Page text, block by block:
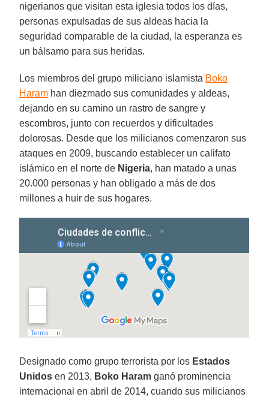
nigerianos que visitan esta iglesia todos los días,
personas expulsadas de sus aldeas hacia la
seguridad comparable de la ciudad, la esperanza es
un bálsamo para sus heridas.
Los miembros del grupo miliciano islamista Boko
Haram han diezmado sus comunidades y aldeas,
dejando en su camino un rastro de sangre y
escombros, junto con recuerdos y dificultades
dolorosas. Desde que los milicianos comenzaron sus
ataques en 2009, buscando establecer un califato
islámico en el norte de Nigeria, han matado a unas
20.000 personas y han obligado a más de dos
millones a huir de sus hogares.
Designado como grupo terrorista por los Estados
Unidos en 2013, Boko Haram ganó prominencia
internacional en abril de 2014, cuando sus milicianos